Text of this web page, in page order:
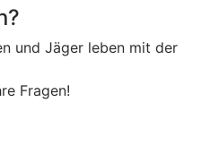
und Jäger leben mit der
Fragen!